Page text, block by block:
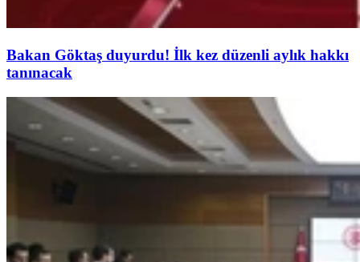
Bakan Göktaş duyurdu! İlk kez düzenli aylık hakkı
tanınacak